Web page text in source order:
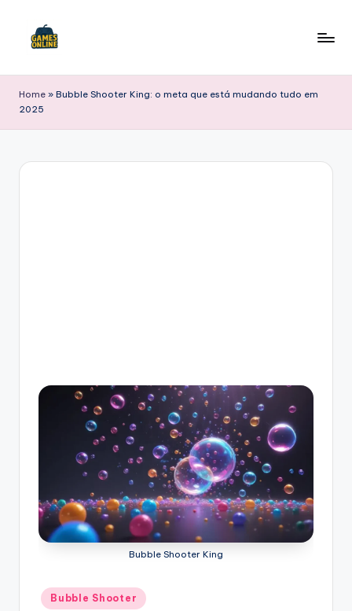
B
Home » Bubble Shooter King: o meta que está mudando tudo em
2025
Bubble Shooter King
Posted
Bubble Shooter